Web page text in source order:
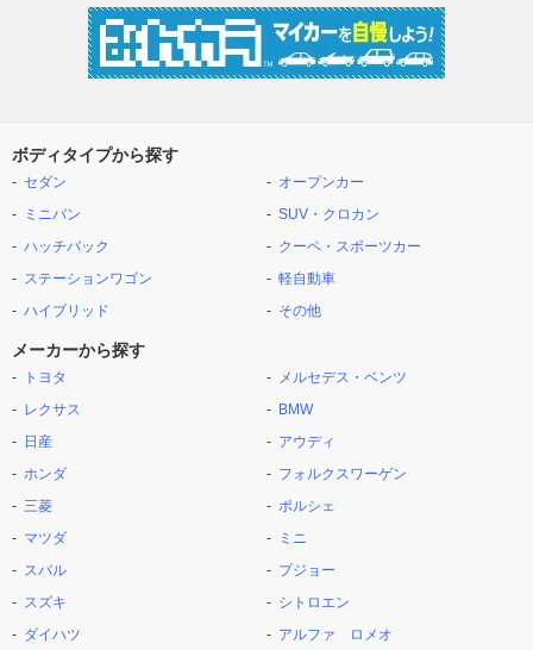
ボディタイプから探す
セダン
ミニバン
ハッチバック
ステーションワゴン
ハイブリッド
オープンカー
SUV・クロカン
クーペ・スポーツカー
軽自動車
その他
メーカーから探す
トヨタ
レクサス
日産
ホンダ
三菱
マツダ
スバル
スズキ
ダイハツ
メルセデス・ベンツ
BMW
アウディ
フォルクスワーゲン
ポルシェ
ミニ
プジョー
シトロエン
アルファ ロメオ